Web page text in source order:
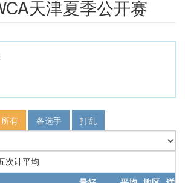
天津夏季公开赛
所有 各选手 打乱
计平均